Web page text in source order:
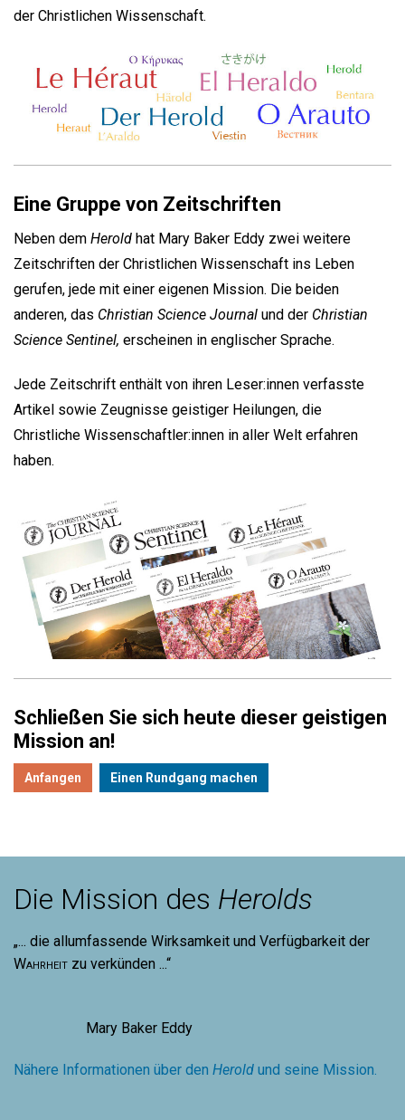
der Christlichen Wissenschaft.
Eine Gruppe von Zeitschriften
Neben dem Herold hat Mary Baker Eddy zwei weitere
Zeitschriften der Christlichen Wissenschaft ins Leben
gerufen, jede mit einer eigenen Mission. Die beiden
anderen, das Christian Science Journal und der Christian
Science Sentinel, erscheinen in englischer Sprache.
Jede Zeitschrift enthält von ihren Leser:innen verfasste
Artikel sowie Zeugnisse geistiger Heilungen, die
Christliche Wissenschaftler:innen in aller Welt erfahren
haben.
Schließen Sie sich heute dieser geistigen
Mission an!
Anfangen Einen Rundgang machen
Die Mission des Herolds
„... die allumfassende Wirksamkeit und Verfügbarkeit der
Wahrheit zu verkünden ...“
Mary Baker Eddy
Nähere Informationen über den Herold und seine Mission.